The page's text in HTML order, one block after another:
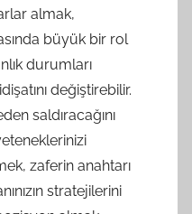
almak,
büyük bir rol
durumları
değiştirebilir.
saldıracağını
zaferin anahtarı
stratejilerini